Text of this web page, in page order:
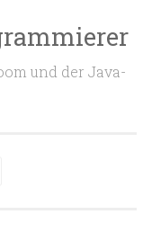
und der Java-